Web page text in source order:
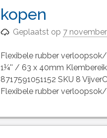
kopen
Geplaatst op 7
Flexibele rubber
1¼'' / 63 x 40mm
8717591051152 SKU 8
Flexibele rubber